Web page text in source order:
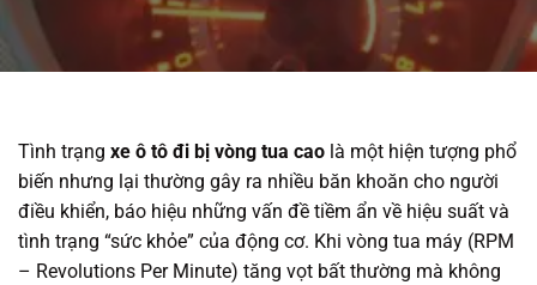
Tình trạng xe ô tô đi bị vòng tua cao là một hiện tượng phổ
biến nhưng lại thường gây ra nhiều băn khoăn cho người
điều khiển, báo hiệu những vấn đề tiềm ẩn về hiệu suất và
tình trạng “sức khỏe” của động cơ. Khi vòng tua máy (RPM
– Revolutions Per Minute) tăng vọt bất thường mà không